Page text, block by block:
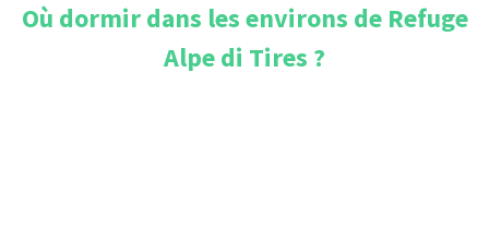
Où dormir dans les environs de Refuge
Alpe di Tires ?